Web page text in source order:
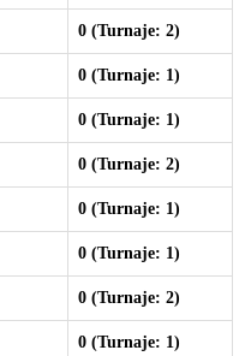
0 (Turnaje: 2)
0 (Turnaje: 1)
0 (Turnaje: 1)
0 (Turnaje: 2)
0 (Turnaje: 1)
0 (Turnaje: 1)
0 (Turnaje: 2)
0 (Turnaje: 1)